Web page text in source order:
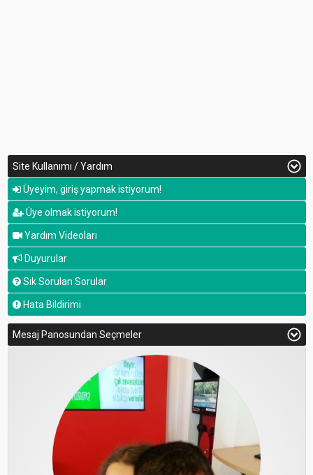
Site Kullanımı / Yardım
Üyeyim, giriş yapmak istiyorum!
Üye olmak istiyorum!
Yardım Videoları
Duyurular
Sık Sorulan Sorular
Hata Bildirimi
Mesaj Panosundan Seçmeler